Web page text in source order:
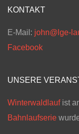
KONTAKT
E-Mail: john@lge-
Facebook
UNSERE
Winterwaldlaufist
Bahnlaufserie